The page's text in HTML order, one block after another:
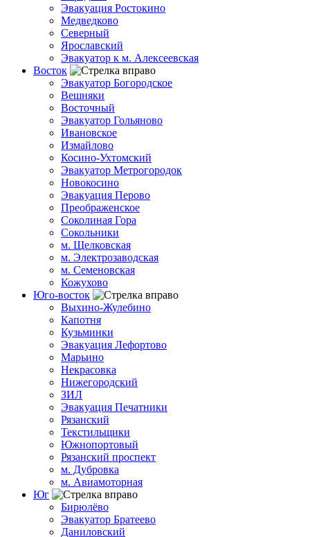
Эвакуация Ростокино
Медведково
Северный
Ярославский
Эвакуатор к м. Алексеевская
Восток
Эвакуатор Богородское
Вешняки
Восточный
Эвакуатор Гольяново
Ивановское
Измайлово
Косино-Ухтомский
Эвакуатор Метрогородок
Новокосино
Эвакуация Перово
Преображенское
Соколиная Гора
Сокольники
м. Щелковская
м. Электрозаводская
м. Семеновская
Кожухово
Юго-восток
Выхино-Жулебино
Капотня
Кузьминки
Эвакуация Лефортово
Марьино
Некрасовка
Нижегородский
ЗИЛ
Эвакуация Печатники
Рязанский
Текстильщики
Южнопортовый
Рязанский проспект
м. Дубровка
м. Авиамоторная
Юг
Бирюлёво
Эвакуатор Братеево
Даниловский